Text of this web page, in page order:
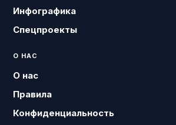
Инфографика
Спецпроекты
О НАС
О нас
Правила
Конфиденциальность